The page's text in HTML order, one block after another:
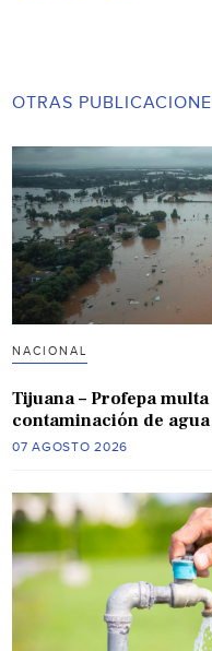
OTRAS
NACIONAL
Tijuana – Profepa multa
contaminación de
07 AGOSTO 2026